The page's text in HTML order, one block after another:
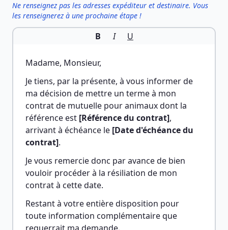
Ne renseignez pas les adresses expéditeur et destinaire. Vous
les renseignerez à une prochaine étape !
B I U
Madame, Monsieur,
Je tiens, par la présente, à vous informer de
ma décision de mettre un terme à mon
contrat de mutuelle pour animaux dont la
référence est [Référence du contrat],
arrivant à échéance le [Date d'échéance du
contrat].
Je vous remercie donc par avance de bien
vouloir procéder à la résiliation de mon
contrat à cette date.
Restant à votre entière disposition pour
toute information complémentaire que